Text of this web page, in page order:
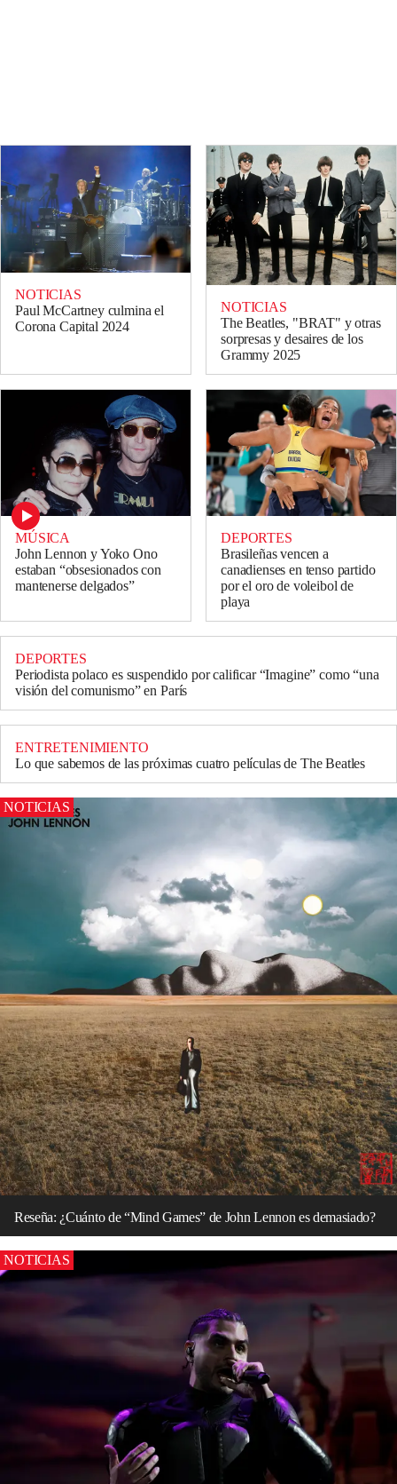
NOTICIAS
Paul McCartney culmina el
Corona Capital 2024
NOTICIAS
The Beatles, "BRAT" y otras
sorpresas y desaires de los
Grammy 2025
MÚSICA
John Lennon y Yoko Ono
estaban “obsesionados con
mantenerse delgados”
DEPORTES
Brasileñas vencen a
canadienses en tenso partido
por el oro de voleibol de
playa
DEPORTES
Periodista polaco es suspendido por calificar “Imagine” como “una
visión del comunismo” en París
ENTRETENIMIENTO
Lo que sabemos de las próximas cuatro películas de The Beatles
NOTICIAS
Reseña: ¿Cuánto de “Mind Games” de John Lennon es demasiado?
NOTICIAS